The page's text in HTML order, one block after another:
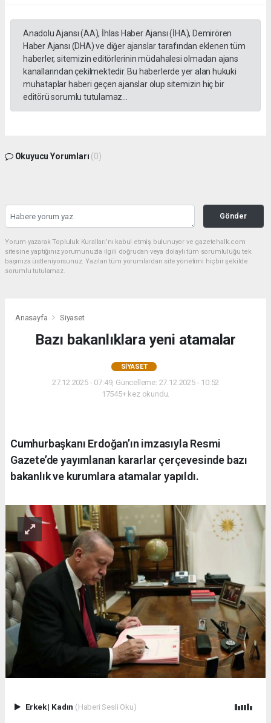
Anadolu Ajansı (AA), İhlas Haber Ajansı (İHA), Demirören
Haber Ajansı (DHA) ve diğer ajanslar tarafından eklenen tüm
haberler, sitemizin editörlerinin müdahalesi olmadan ajans
kanallarından çekilmektedir. Bu haberlerde yer alan hukuki
muhataplar haberi geçen ajanslar olup sitemizin hiç bir
editörü sorumlu tutulamaz...
Okuyucu Yorumları (0)
Gönder
Yorum yazarak Topluluk Kuralları’nı kabul etmiş bulunuyor ve gazetehalk.com
sitesine yaptığınız yorumunuzla ilgili doğrudan veya dolaylı tüm sorumluluğu tek
başınıza üstleniyorsunuz. Yazılan tüm yorumlardan site yönetimi hiçbir şekilde
sorumlu tutulamaz.
Anasayfa Siyaset
Bazı bakanlıklara yeni atamalar
SIYASET
27.12.2025 - 07:49, Güncelleme: 27.12.2025 - 10:52
17545+ kez okundu.
Cumhurbaşkanı Erdoğan’ın imzasıyla Resmi
Gazete’de yayımlanan kararlar çerçevesinde bazı
bakanlık ve kurumlara atamalar yapıldı.
Erkek| Kadın (Haberi Sesli Oku)